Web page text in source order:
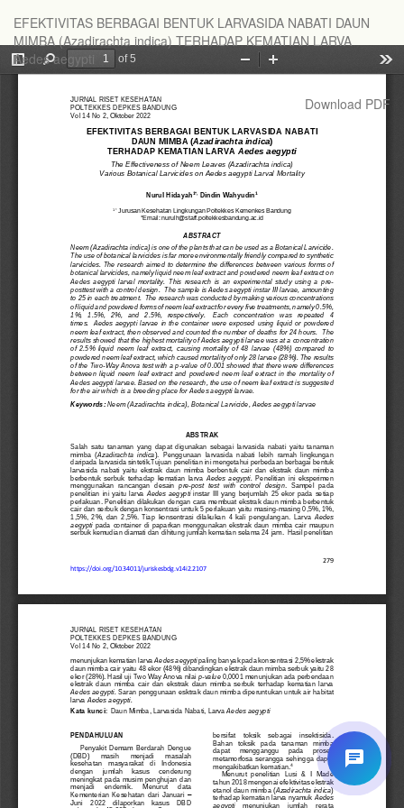
Article
Details
EFEKTIVITAS BERBAGAI BENTUK LARVASIDA NABATI DAUN
MIMBA (Azadirachta indica) TERHADAP KEMATIAN LARVA
Aedes aegypti
Download
Download PDF